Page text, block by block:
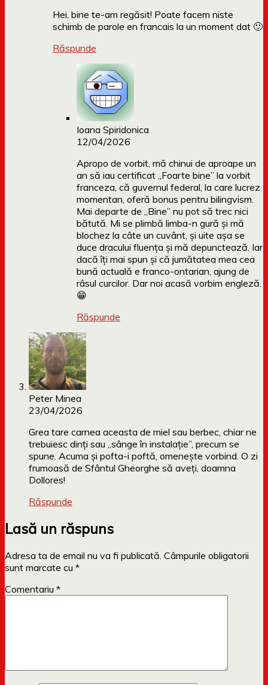
Hei, bine te-am regăsit! Poate facem niste
schimb de parole en francais la un moment dat 🙂
Răspunde
Ioana Spiridonica
12/04/2026
Apropo de vorbit, mă chinui de aproape un
an să iau certificat „Foarte bine” la vorbit
franceza, că guvernul federal, la care lucrez
momentan, oferă bonus pentru bilingvism.
Mai departe de „Bine” nu pot să trec nici
bătută. Mi se plimbă limba-n gură și mă
blochez la câte un cuvânt, și uite așa se
duce dracului fluența și mă depunctează. Iar
dacă îți mai spun și că jumătatea mea cea
bună actuală e franco-ontarian, ajung de
râsul curcilor. Dar noi acasă vorbim engleză.
😁
Răspunde
Peter Minea
23/04/2026
Grea tare carnea aceasta de miel sau berbec, chiar ne
trebuiesc dinți sau „sânge în instalație”, precum se
spune. Acuma şi pofta-i poftă, omeneşte vorbind. O zi
frumoasă de Sfântul Gheorghe să aveți, doamna
Dollores!
Răspunde
Lasă un răspuns
Adresa ta de email nu va fi publicată. Câmpurile obligatorii
sunt marcate cu *
Comentariu *